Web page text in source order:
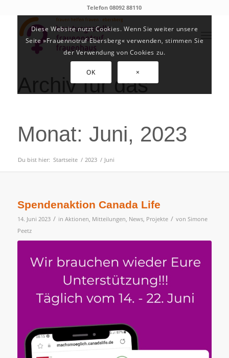
Telefon 08092 88110
Archiv für das
Monat: Juni, 2023
Du bist hier: Startseite / 2023 / Juni
Spendenaktion Canada Life
14. Juni 2023 / in Aktionen, Mitteilungen, News, Projekte / von Simone
Peetz
Diese Website nutzt Cookies. Wenn Sie weiter unsere
Seite »Frauennotruf Ebersberg« verwenden, stimmen Sie
der Verwendung von Cookies zu.
OK ×